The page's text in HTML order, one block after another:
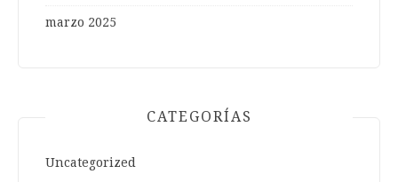
marzo 2025
CATEGORÍAS
Uncategorized